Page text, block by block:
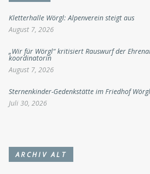
Kletterhalle Wörgl: Alpenverein steigt aus
August 7, 2026
„Wir für Wörgl“ kritisiert Rauswurf der
koordinatorin
August 7, 2026
Sternenkinder-Gedenkstätte im Friedhof Wörgl
Juli 30, 2026
ARCHIV ALT